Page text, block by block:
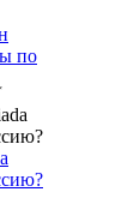
по